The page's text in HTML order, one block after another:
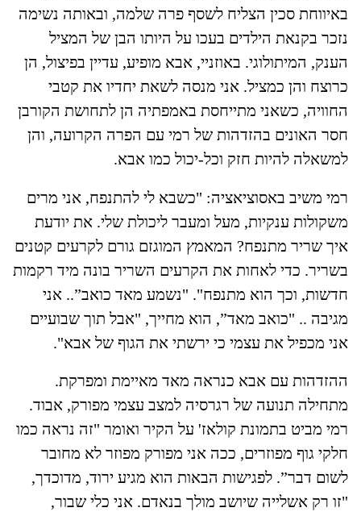
באיווחת סכין הצליח לשסף פרה שלמה, ובאותה נשימה
נזכר בקנאת הילדים בעכו על היותו הבן של המציל
הענק, המיתולוגי. באוזניי, אבא מופיע, עדיין בפיצול, הן
כרוצח והן כמציל. אני מנסה לשאת יחדיו את קטבי
החוויה, כשאני מתייחסת באמפתיה הן לתחושת הקורבן
חסר האונים בהזדהות של רמי עם הפרה הקרועה, והן
למשאלה להיות חזק וכל-יכול כמו אבא.
רמי משיב באסוציאציה: "כשבא לי להתנפח, אני מרים
משקולות ענקיות, מעל ומעבר ליכולת שלי. את יודעת
איך שריר מתנפח? המאמץ המוגזם גורם לקרעים קטנים
בשריר. כדי לאחות את הקרעים השריר בונה מיד רקמות
חדשות, וכך הוא מתנפח". "נשמע מאד כואב”.. אני
מגיבה .. "כואב מאד”, הוא מחייך, "אבל תוך שבועיים
אני מכפיל את עצמי כי ירשתי את הגוף של אבא".
ההזדהות עם אבא כנראה מאד מאיימת ומפרקת.
מתחילה תנועה של רגרסיה למצב עצמי מפורק, אבוד.
רמי מביט בתמונת קולאז' על הקיר ואומר "זה נראה כמו
חלקי גוף מפוזרים, ככה אני מפורק מפוזר לא מחובר
לשום דבר”. לפגישות הבאות הוא מגיע ירוד, מדוכדך,
"זו רק אשלייה שיושב מולך בנאדם. אני כלי שבור,